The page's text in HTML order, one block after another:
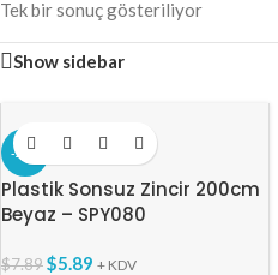
Tek bir sonuç gösteriliyor
Show sidebar
-25%
Plastik Sonsuz Zincir 200cm
Beyaz – SPY080
$7.89$5.89 + KDV